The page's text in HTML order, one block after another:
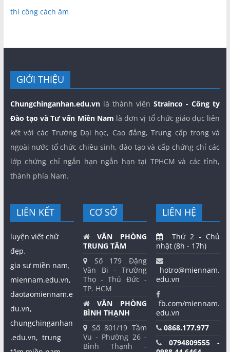
thi công cách âm
GIỚI THIỆU
Chungchinganhan.edu.vnlà thành viênStrainco - Công ty
Đào tạo và Tư vấn Miền Nam là đơn vị tổ chức giáo dục liên
kết với các Trường Đại học, Cao đẳng, Trung cấp trong và
ngoài nước tổ chức chiêu sinh, đào tạo và cấp chứng chỉ các
lớp chứng chỉ ngắn hạn ngắn hạn tại TPHCM và các tỉnh,
thành phía Nam.
LIÊN KẾT
luyện viết chữ
đẹp,
gia sư miền nam,
miennam.edu.vn,
daotaomiennam.e
du.vn,
chungchinganhan
.edu.vn, trung
CƠ SỞ
VĂN PHÒNG
TRUNG TÂM
Số 179 Đặng
Văn Bi - Trường
Thọ - Thủ Đức -
TP. HCM
VĂN PHÒNG
BÌNH THẠNH
Số 801/19 Tầm
Vu - Phường 26 -
Bình Thạnh -
LIÊN HỆ
Thứ 2 - Chủ
nhật (8h - 17h)
hotro@miennam.
edu.vn
fb.com/miennam.
edu.vn
0868.177.977
0794809555 -